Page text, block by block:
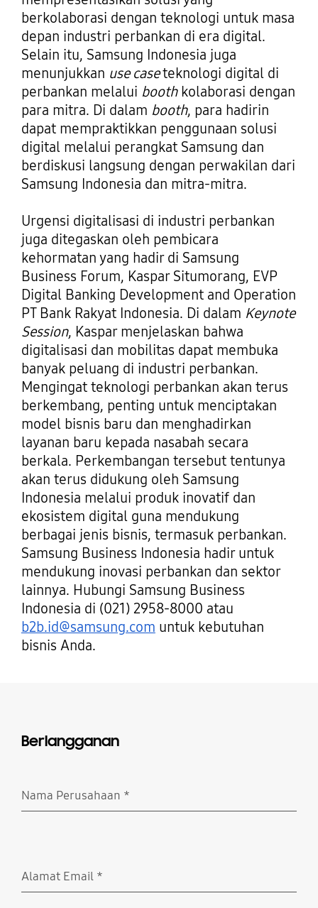
berkolaborasi dengan teknologi untuk masa
depan industri perbankan di era digital.
Selain itu, Samsung Indonesia juga
menunjukkan use caseteknologi digital di
perbankan melalui boothkolaborasi dengan
para mitra. Di dalam booth, para hadirin
dapat mempraktikkan penggunaan solusi
digital melalui perangkat Samsung dan
berdiskusi langsung dengan perwakilan dari
Samsung Indonesia dan mitra-mitra.
Urgensi digitalisasi di industri perbankan
juga ditegaskan oleh pembicara
kehormatan yang hadir di Samsung
Business Forum, Kaspar Situmorang, EVP
Digital Banking Development and Operation
PT Bank Rakyat Indonesia. Di dalam Keynote
Session, Kaspar menjelaskan bahwa
digitalisasi dan mobilitas dapat membuka
banyak peluang di industri perbankan.
Mengingat teknologi perbankan akan terus
berkembang, penting untuk menciptakan
model bisnis baru dan menghadirkan
layanan baru kepada nasabah secara
berkala. Perkembangan tersebut tentunya
akan terus didukung oleh Samsung
Indonesia melalui produk inovatif dan
ekosistem digital guna mendukung
berbagai jenis bisnis, termasuk perbankan.
Samsung Business Indonesia hadir untuk
mendukung inovasi perbankan dan sektor
lainnya. Hubungi Samsung Business
Indonesia di (021) 2958-8000 atau
b2b.id@samsung.com untuk kebutuhan
bisnis Anda.
Berlangganan
Nama Perusahaan *
Alamat Email *